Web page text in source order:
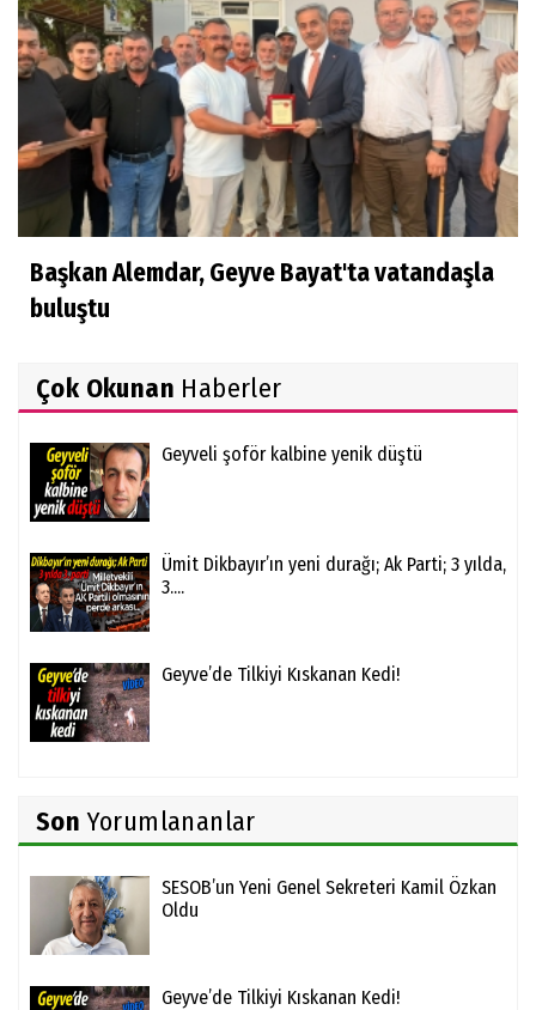
Başkan Alemdar, Geyve Bayat'ta vatandaşla
buluştu
Çok Okunan Haberler
Geyveli şoför kalbine yenik düştü
Ümit Dikbayır’ın yeni durağı; Ak Parti; 3 yılda,
3....
Geyve’de Tilkiyi Kıskanan Kedi!
Son Yorumlananlar
SESOB’un Yeni Genel Sekreteri Kamil Özkan
Oldu
Geyve’de Tilkiyi Kıskanan Kedi!